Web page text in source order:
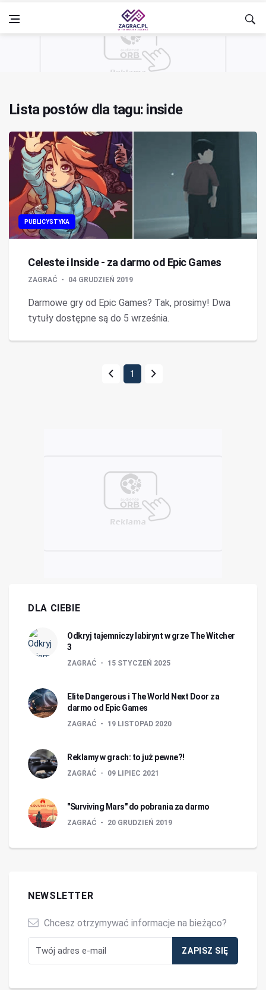
Lista postów dla tagu: inside
PUBLICYSTYKA
Celeste i Inside - za darmo od Epic Games
ZAGRAĆ 04 GRUDZIEŃ 2019
Darmowe gry od Epic Games? Tak, prosimy! Dwa
tytuły dostępne są do 5 września.
1
DLA CIEBIE
Odkryj tajemniczy labirynt w grze The Witcher
3
ZAGRAĆ 15 STYCZEŃ 2025
Elite Dangerous i The World Next Door za
darmo od Epic Games
ZAGRAĆ 19 LISTOPAD 2020
Reklamy w grach: to już pewne?!
ZAGRAĆ 09 LIPIEC 2021
"Surviving Mars" do pobrania za darmo
ZAGRAĆ 20 GRUDZIEŃ 2019
NEWSLETTER
Chcesz otrzymywać informacje na bieżąco?